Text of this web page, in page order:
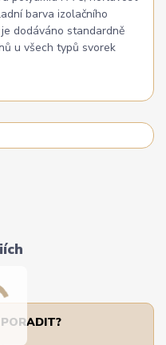
barva izolačního
dodáváno standardně
u všech typů svorek